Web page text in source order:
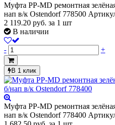
Муфта PP-MD ремонтная
нап в/к Ostendorf 778500
2 119.20 руб. за 1 шт
В наличии
- +
В 1 клик
Муфта PP-MD ремонтная
нап в/к Ostendorf 778400